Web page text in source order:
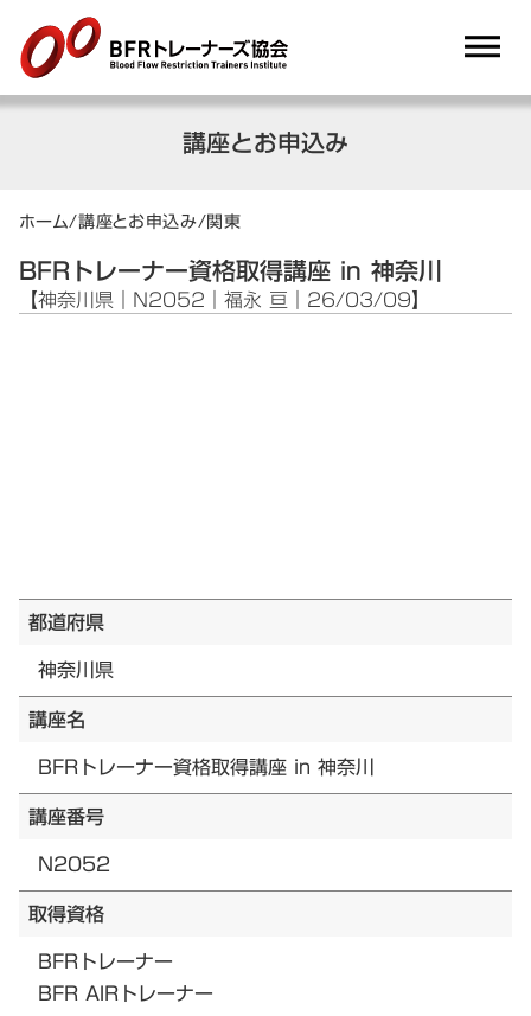
講座とお申込み
ホーム/講座とお申込み/関東
BFRトレーナー資格取得講座 in 神奈川
【神奈川県｜N2052｜福永 亘｜26/03/09】
都道府県
神奈川県
講座名
BFRトレーナー資格取得講座 in 神奈川
講座番号
N2052
取得資格
BFRトレーナー
BFR AIRトレーナー
dehaze